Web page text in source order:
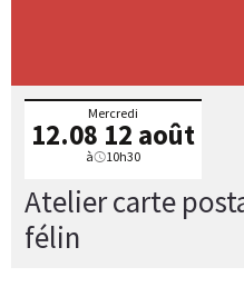
Atelier carte
félin
Mercredi
12.08 12 août
à 10h30